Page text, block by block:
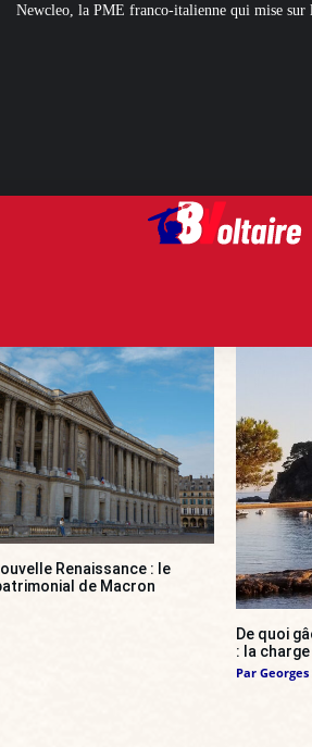
italienne qui mise sur l’avenir du « mini-
Renaissance : le
de Macron
De quoi
: la
Par